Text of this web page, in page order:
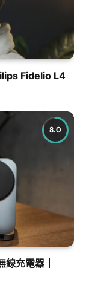
Fidelio L4
8.0
充電器｜